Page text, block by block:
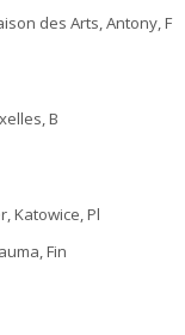
des Arts, Antony, F
B
Katowice, Pl
Fin